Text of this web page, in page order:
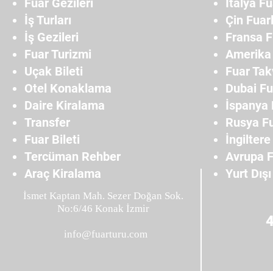
Fuar Gezileri
İş Turları
İş Gezileri
Fuar Turizmi
Uçak Bileti
Otel Konaklama
Daire Kiralama
Transfer
Fuar Bileti
Tercüman Rehber
Araç Kiralama
İtalya
Çin
Fransa
Amerika
Fuar
Dubai
İspanya
Rusya
İngiltere
Avrupa
Yurt
İsmet Kaptan Mah. Sezer Doğan Sok.
No:6/46 Konak İzmir
info@fuarturu.com